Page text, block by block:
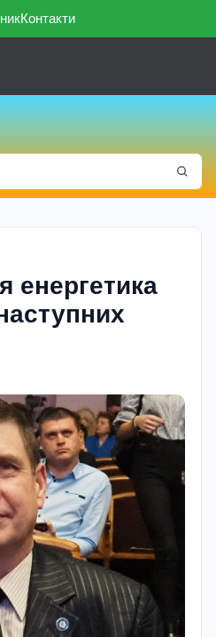
Контакти
енергетика